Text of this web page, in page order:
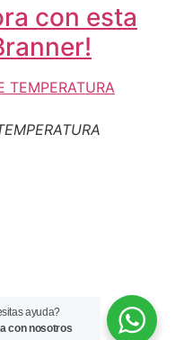
con esta
ayuda?
con nosotros